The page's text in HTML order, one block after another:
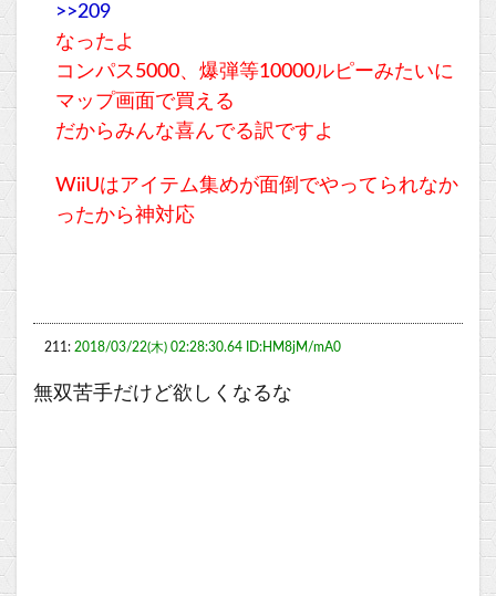
>>209
なったよ
コンパス5000、爆弾等10000ルピーみたいに
マップ画面で買える
だからみんな喜んでる訳ですよ
WiiUはアイテム集めが面倒でやってられなか
ったから神対応
211: 2018/03/22(木) 02:28:30.64 ID:HM8jM/mA0
無双苦手だけど欲しくなるな